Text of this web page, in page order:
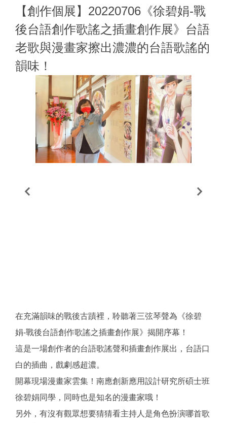
【創作個展】20220706《徐碧娟-戰
後台語創作歌謠之插畫創作展》台語
老歌與漫畫家擦出濃濃的台語歌謠的
韻味！
在充滿韻味的戰後古蹟裡，聆聽著三弦琴聲為《徐碧
娟-戰後台語創作歌謠之插畫創作展》揭開序幕！
這是一場創作者的台語歌謠聲和插畫創作展出，台語口
白的插曲，戲劇感超濃。
開幕現場漫畫家雲集！南應創新應用設計研究所碩士班
徐碧娟同學，同時也是知名的漫畫家哦！
另外，有沒有觀眾想要猜猜看主持人是角色扮演哪首歌